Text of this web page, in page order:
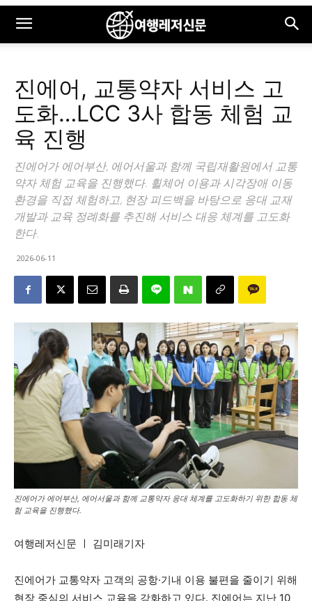
진에어, 교통약자 서비스 고
도화…LCC 3사 합동 체험 교
육 진행
진에어가 에어부산, 에어서울과 함께 국립재활원에서 교통
약자 체험 교육을 진행했다. 휠체어 이용과 시각장애 이동
환경을 직접 체험하고, 현장 피드백을 바탕으로 응대 교재
개발과 교육 정례화를 추진해 서비스 대응 체계를 고도화
한다.
2026-06-11
진에어가 에어부산, 에어서울과 함께 교통약자 응대 체계를 고도화하기 위한 합동 체
험 교육을 진행했다.
여행레저신문 ㅣ 김미래기자
진에어가 교통약자 고객의 공항·기내 이용 불편을 줄이기 위해
현장 중심의 서비스 교육을 강화하고 있다. 진에어는 지난 10